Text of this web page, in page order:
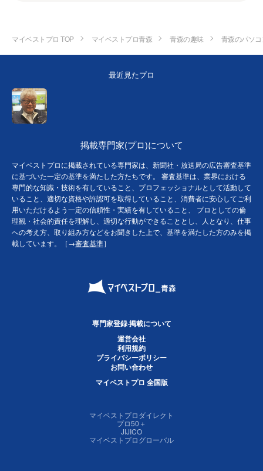
マイベストプロ TOP マイベストプロ青森 青森の趣味 青森のパソ
最近見たプロ
掲載専門家(プロ)について
マイベストプロに掲載されている専門家は、新聞社・放送局の広告審査基準
に基づいた一定の基準を満たした方たちです。 審査基準は、業界における
専門的な知識・技術を有していること、プロフェッショナルとして活動して
いること、適切な資格や許認可を取得していること、消費者に安心してご利
用いただけるよう一定の信頼性・実績を有していること、 プロとしての倫
理観・社会的責任を理解し、適切な行動ができることとし、人となり、仕事
への考え方、取り組み方などをお聞きした上で、基準を満たした方のみを掲
載しています。［→審査基準］
専門家登録·掲載について
運営会社
利用規約
プライバシーポリシー
お問い合わせ
マイベストプロ 全国版
マイベストプロダイレクト
プロ50＋
JIJICO
マイベストプログローバル